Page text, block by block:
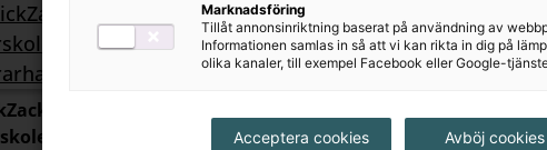
Förskoleklass
Marknadsföring
Tillåt annonsinriktning baserat på användning av
Informationen samlas in så att vi kan rikta in dig på
olika kanaler, till exempel Facebook eller Google-
Acceptera cookies Avböj cookies